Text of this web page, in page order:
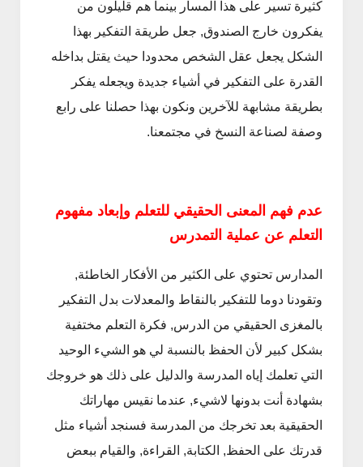
كثيرة تسير على هذا المسار بينما هم قليلون من
يفكرون خارج الصندوق, جعل طريقة التفكير بهذا
الشكل يجعل عقل الشخص محدودا حيث يقتل بداخله
القدرة على التفكير في أشياء جديدة ويجعله يفكر
بطريقة مشابهة للآخرين ونكون بهذا حصلنا على رابع
وصفة لصناعة النسخ في مجتمعنا.
عدم فهم المعنى الحقيقي للتعلم وإبعاد مفهوم
التعلم عن عملية التمدرس
المدارس تحتوي على الكثير من الأفكار الخاطئة,
وتقودنا دوما للتفكير بالنقاط والمعدلات بدل التفكير
بالمغزى الحقيقي من الدرس, فكرة التعلم مختفية
بشكل كبير لأن الحفظ بالنسبة لي هو الشيء الوحيد
التي تعلمك إياه المدرسة والدليل على ذلك هو خروجك
بشهادة أنت بدونها لاشيء, عندما نقيس مهاراتك
الحقيقية بعد تخرجك من المدرسة فسنجد أشياء مثل
قدرتك على الحفظ, الكتابة, القراءة, والقيام ببعض